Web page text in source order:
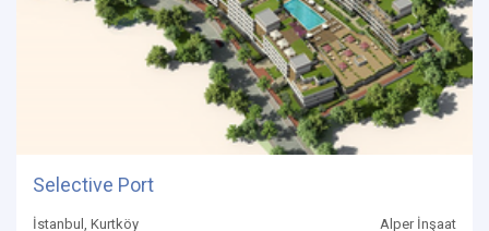
Selective Port
İstanbul, Kurtköy Alper İnşaat